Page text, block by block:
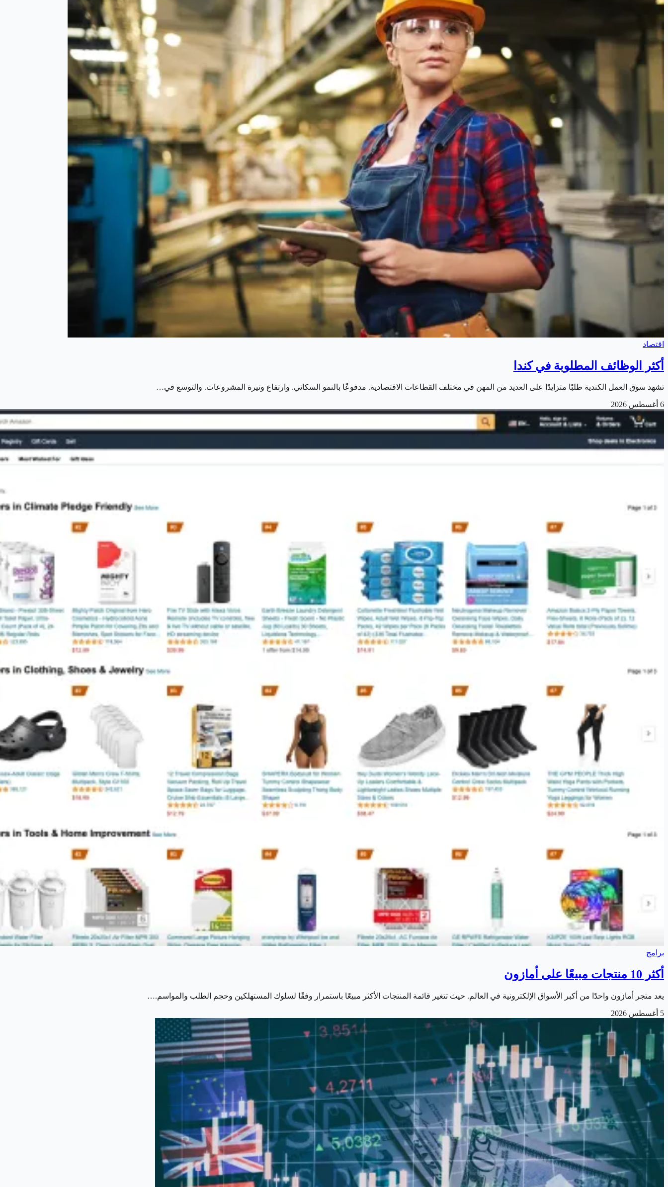
اقتصاد
أكثر الوظائف المطلوبة في كندا
تشهد سوق العمل الكندية طلبًا متزايدًا على العديد من المهن في مختلف القطاعات الاقتصادية. مدفوعًا بالنمو السكاني. وارتفاع وتيرة المشروعات. والتوسع في…
6 أغسطس 2026
برامج
أكثر 10 منتجات مبيعًا على أمازون
يعد متجر أمازون واحدًا من أكبر الأسواق الإلكترونية في العالم. حيث تتغير قائمة المنتجات الأكثر مبيعًا باستمرار وفقًا لسلوك المستهلكين وحجم الطلب والمواسم.…
5 أغسطس 2026